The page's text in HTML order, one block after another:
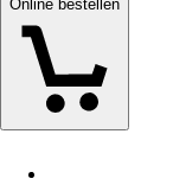
Online bestellen